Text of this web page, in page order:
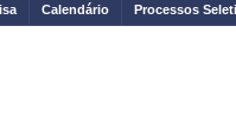
Calendário Processos